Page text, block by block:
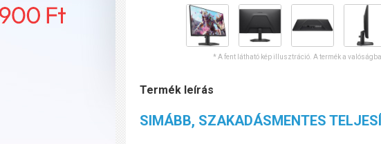
* A fent látható kép illusztráció. A termék a
Termék leírás
SIMÁBB, SZAKADÁSMENTES